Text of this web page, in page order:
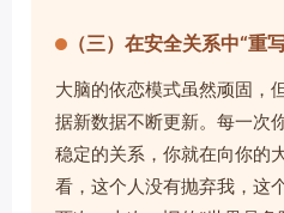
（三）在安全关系中“重
大脑的依恋模式虽然顽固，
据新数据不断更新。每一次
稳定的关系，你就在向你
看，这个人没有抛弃我，这